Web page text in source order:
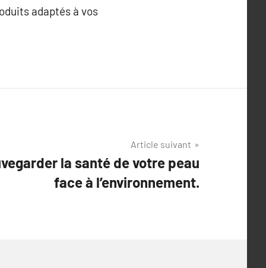
adaptés à vos
Article suivant
la santé de votre peau
face à l’environnement.